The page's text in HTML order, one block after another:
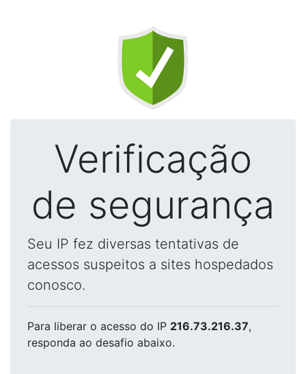
Verificação
de segurança
Seu IP fez diversas tentativas de
acessos suspeitos a sites hospedados
conosco.
Para liberar o acesso do IP 216.73.216.37,
responda ao desafio abaixo.